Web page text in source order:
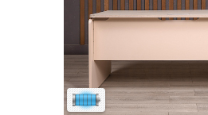
Состояние товара
могут присутствовать
следы эксплуатации
Низкая степень износа